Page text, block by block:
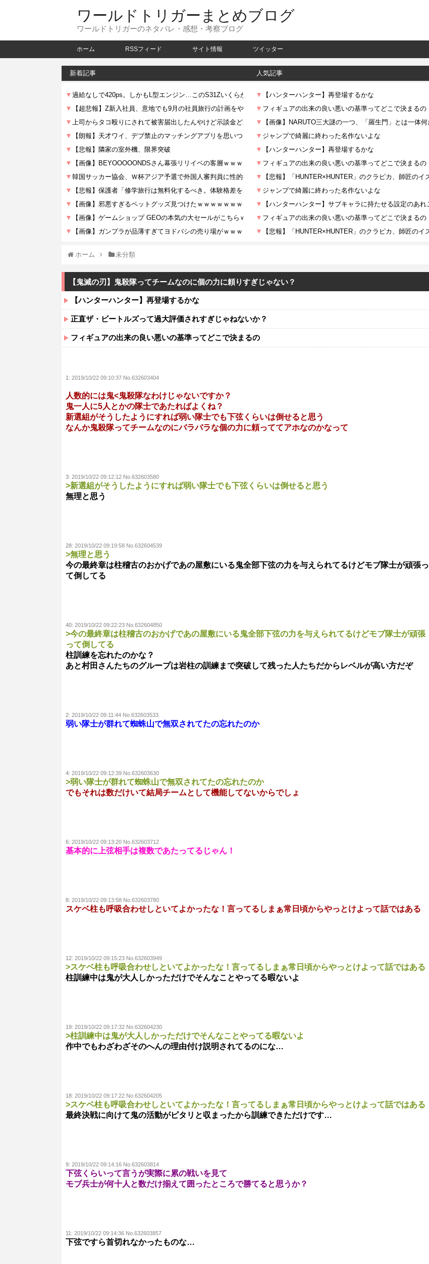
ワールドトリガーまとめブログ
ワールドトリガーのネタバレ・感想・考察ブログ
ホーム RSSフィード サイト情報 ツイッター
新着記事 人気記事
ホーム 未分類
【鬼滅の刃】鬼殺隊ってチームなのに個の力に頼りすぎじゃない？
【ハンターハンター】再登場するかな
正直ザ・ビートルズって過大評価されすぎじゃねないか？
フィギュアの出来の良い悪いの基準ってどこで決まるの
1: 2019/10/22 09:10:37 No.632603404
人数的には鬼<鬼殺隊なわけじゃないですか？
鬼一人に5人とかの隊士であたればよくね？
新選組がそうしたようにすれば弱い隊士でも下弦くらいは倒せると思う
なんか鬼殺隊ってチームなのにバラバラな個の力に頼っててアホなのかなって
3: 2019/10/22 09:12:12 No.632603580
>新選組がそうしたようにすれば弱い隊士でも下弦くらいは倒せると思う
無理と思う
28: 2019/10/22 09:19:58 No.632604539
>無理と思う
今の最終章は柱稽古のおかげであの屋敷にいる鬼全部下弦の力を与えられてるけどモブ隊士が頑張っ
て倒してる
40: 2019/10/22 09:22:23 No.632604850
>今の最終章は柱稽古のおかげであの屋敷にいる鬼全部下弦の力を与えられてるけどモブ隊士が頑張
って倒してる
柱訓練を忘れたのかな？
あと村田さんたちのグループは岩柱の訓練まで突破して残った人たちだからレベルが高い方だぞ
2: 2019/10/22 09:11:44 No.632603533
弱い隊士が群れて蜘蛛山で無双されてたの忘れたのか
4: 2019/10/22 09:12:39 No.632603630
>弱い隊士が群れて蜘蛛山で無双されてたの忘れたのか
でもそれは数だけいて結局チームとして機能してないからでしょ
6: 2019/10/22 09:13:20 No.632603712
基本的に上弦相手は複数であたってるじゃん！
8: 2019/10/22 09:13:58 No.632603780
スケベ柱も呼吸合わせしといてよかったな！言ってるしまぁ常日頃からやっとけよって話ではある
12: 2019/10/22 09:15:23 No.632603949
>スケベ柱も呼吸合わせしといてよかったな！言ってるしまぁ常日頃からやっとけよって話ではある
柱訓練中は鬼が大人しかっただけでそんなことやってる暇ないよ
19: 2019/10/22 09:17:32 No.632604230
>柱訓練中は鬼が大人しかっただけでそんなことやってる暇ないよ
作中でもわざわざそのへんの理由付け説明されてるのにな…
18: 2019/10/22 09:17:22 No.632604205
>スケベ柱も呼吸合わせしといてよかったな！言ってるしまぁ常日頃からやっとけよって話ではある
最終決戦に向けて鬼の活動がピタリと収まったから訓練できただけです…
9: 2019/10/22 09:14:16 No.632603814
下弦くらいって言うが実際に累の戦いを見て
モブ兵士が何十人と数だけ揃えて囲ったところで勝てると思うか？
11: 2019/10/22 09:14:36 No.632603857
下弦ですら首切れなかったものな…